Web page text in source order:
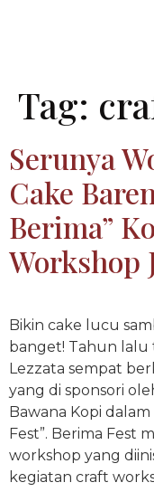
Tag:
Serunya
Cake
Berima”
Workshop
Bikin cake lucu
banget! Tahun lalu
Lezzata sempat
yang di sponsori
Bawana Kopi
Fest”. Berima Fest
workshop yang
kegiatan craft